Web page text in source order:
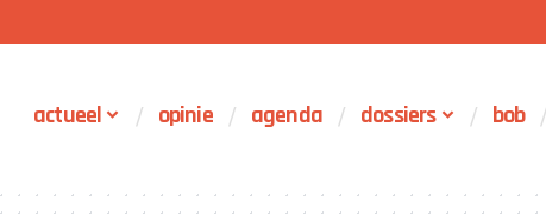
actueel opinie agenda dossiers bob